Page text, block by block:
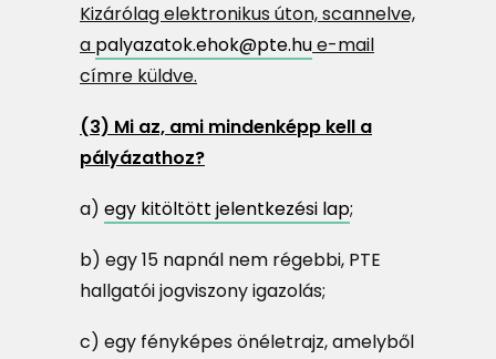
Kizárólag elektronikus úton, scannelve,
a palyazatok.ehok@pte.hue-mail
címre küldve.
(3) Mi az, ami mindenképp kell a
pályázathoz?
a) egy kitöltött jelentkezési lap;
b) egy 15 napnál nem régebbi, PTE
hallgatói jogviszony igazolás;
c) egy fényképes önéletrajz, amelyből